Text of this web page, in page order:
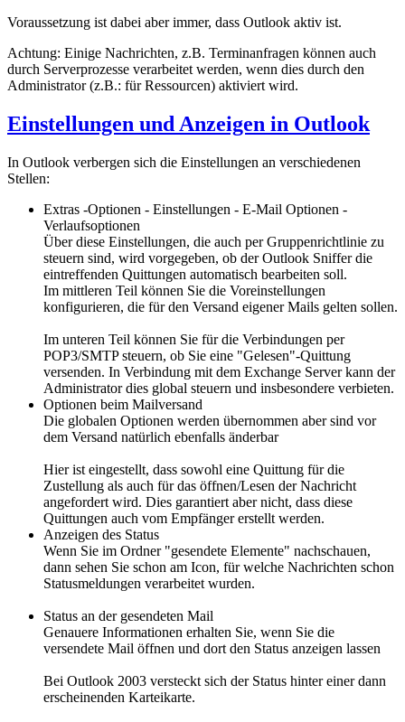
Voraussetzung ist dabei aber immer, dass Outlook aktiv ist.
Achtung: Einige Nachrichten, z.B. Terminanfragen können auch
durch Serverprozesse verarbeitet werden, wenn dies durch den
Administrator (z.B.: für Ressourcen) aktiviert wird.
Einstellungen und Anzeigen in Outlook
In Outlook verbergen sich die Einstellungen an verschiedenen
Stellen:
Extras -Optionen - Einstellungen - E-Mail Optionen -
Verlaufsoptionen
Über diese Einstellungen, die auch per Gruppenrichtlinie zu
steuern sind, wird vorgegeben, ob der Outlook Sniffer die
eintreffenden Quittungen automatisch bearbeiten soll.
Im mittleren Teil können Sie die Voreinstellungen
konfigurieren, die für den Versand eigener Mails gelten sollen.
Im unteren Teil können Sie für die Verbindungen per
POP3/SMTP steuern, ob Sie eine "Gelesen"-Quittung
versenden. In Verbindung mit dem Exchange Server kann der
Administrator dies global steuern und insbesondere verbieten.
Optionen beim Mailversand
Die globalen Optionen werden übernommen aber sind vor
dem Versand natürlich ebenfalls änderbar
Hier ist eingestellt, dass sowohl eine Quittung für die
Zustellung als auch für das öffnen/Lesen der Nachricht
angefordert wird. Dies garantiert aber nicht, dass diese
Quittungen auch vom Empfänger erstellt werden.
Anzeigen des Status
Wenn Sie im Ordner "gesendete Elemente" nachschauen,
dann sehen Sie schon am Icon, für welche Nachrichten schon
Statusmeldungen verarbeitet wurden.
Status an der gesendeten Mail
Genauere Informationen erhalten Sie, wenn Sie die
versendete Mail öffnen und dort den Status anzeigen lassen
Bei Outlook 2003 versteckt sich der Status hinter einer dann
erscheinenden Karteikarte.